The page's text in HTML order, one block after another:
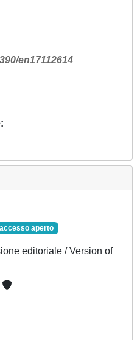
en17112614
accesso aperto
editoriale / Version of